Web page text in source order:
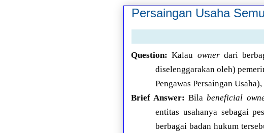
Persaingan Usaha
Question: Kalau ownerdari
diselenggarakan oleh)
Pengawas Persaingan
Brief Answer: Bilabeneficial
entitas usahanya sebagai
berbagai badan hukum